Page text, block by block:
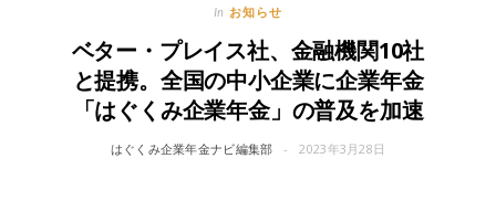
In お知らせ
ベター・プレイス社、金融機関10社
と提携。全国の中小企業に企業年金
「はぐくみ企業年金」の普及を加速
はぐくみ企業年金ナビ編集部 2023年3月28日